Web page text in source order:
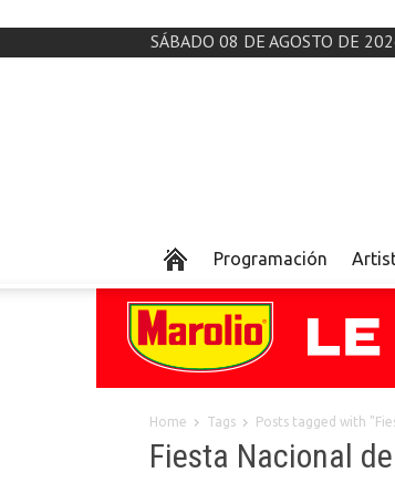
SÁBADO 08 DE AGOSTO DE
Programación
Home Tags Posts tagged with
Fiesta Nacional